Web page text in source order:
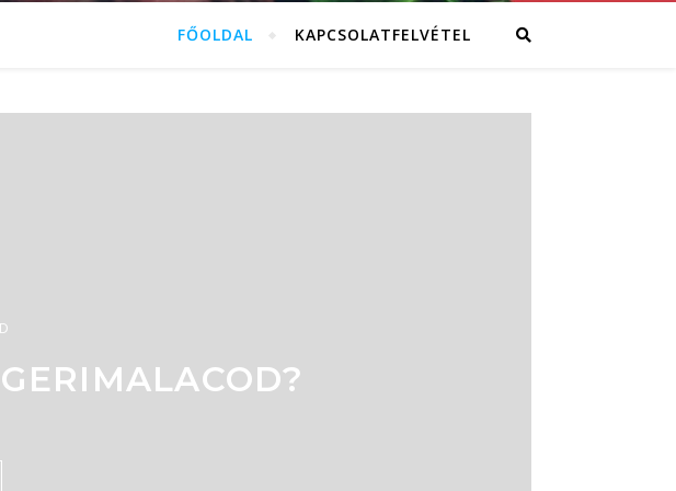
FŐOLDAL KAPCSOLATFELVÉTEL